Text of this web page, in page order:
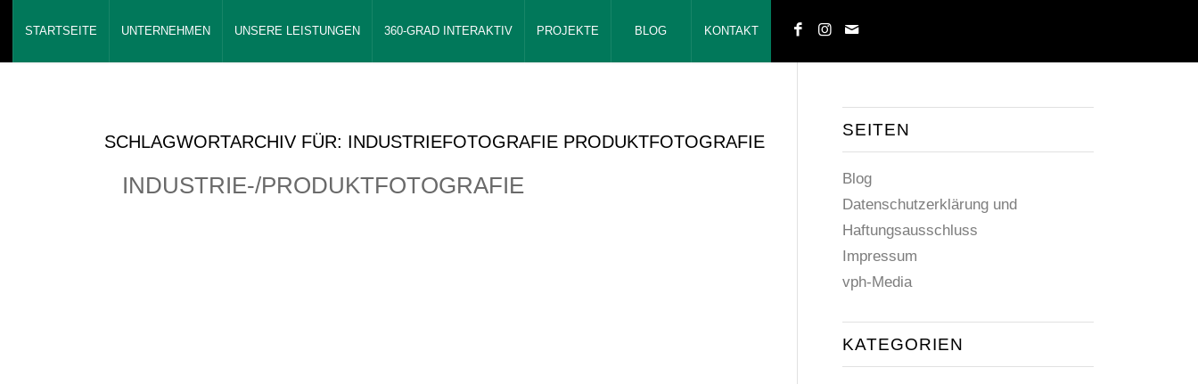
STARTSEITE UNTERNEHMEN UNSERE LEISTUNGEN 360-GRAD INTERAKTIV PROJEKTE BLOG KONTAKT
SCHLAGWORTARCHIV FÜR: INDUSTRIEFOTOGRAFIE PRODUKTFOTOGRAFIE
INDUSTRIE-/PRODUKTFOTOGRAFIE
SEITEN
Blog
Datenschutzerklärung und
Haftungsausschluss
Impressum
vph-Media
KATEGORIEN